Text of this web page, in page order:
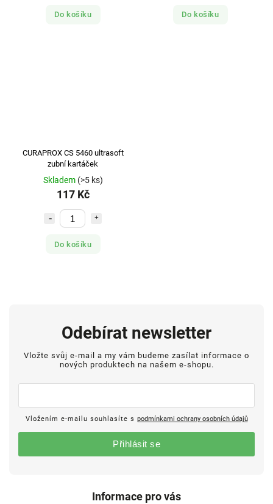
Do košíku Do košíku
CURAPROX CS 5460 ultrasoft
zubní kartáček
Skladem (>5 ks)
117 Kč
Do košíku
Informace pro vás
Odebírat newsletter
Vložte svůj e-mail a my vám budeme zasílat informace o
nových produktech na našem e-shopu.
Vložením e-mailu souhlasíte s podmínkami ochrany osobních údajů
Přihlásit se